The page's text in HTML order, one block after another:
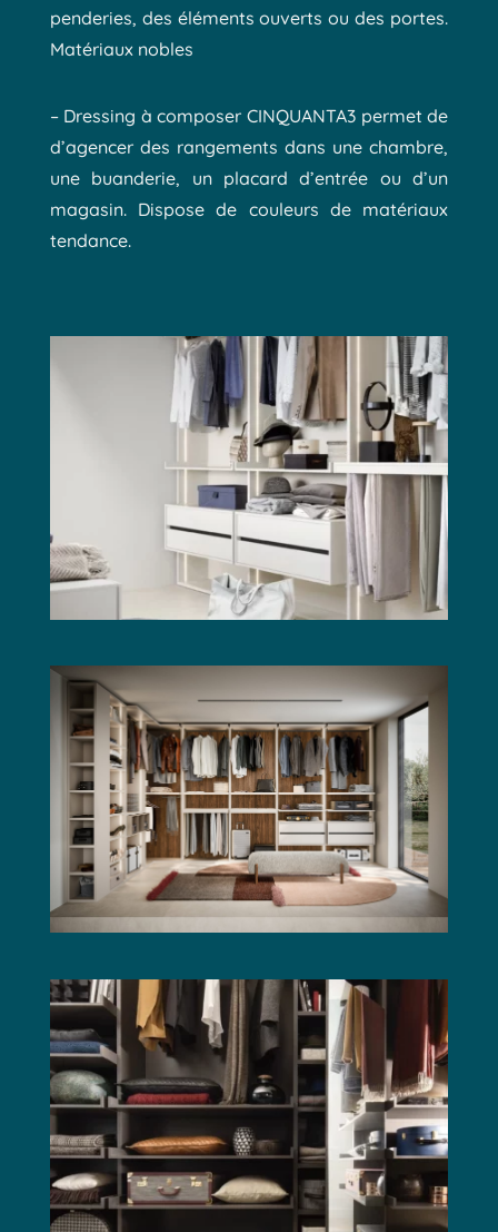
penderies, des éléments ouverts ou des portes.
Matériaux nobles
– Dressing à composer CINQUANTA3 permet de
d’agencer des rangements dans une chambre,
une buanderie, un placard d’entrée ou d’un
magasin. Dispose de couleurs de matériaux
tendance.